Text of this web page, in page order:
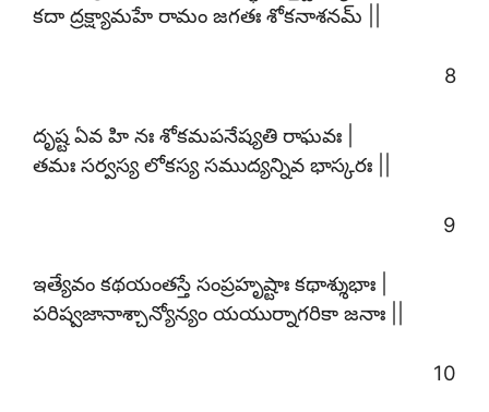
కదా ద్రక్ష్యామహే రామం జగతః శోకనాశనమ్ ||
8
దృష్ట ఏవ హి నః శోకమపనేష్యతి రాఘవః |
తమః సర్వస్య లోకస్య సముద్యన్నివ భాస్కరః ||
9
ఇత్యేవం కథయంతస్తే సంప్రహృష్టాః కథాశ్శుభాః |
పరిష్వజానాశ్చాన్యోన్యం యయుర్నాగరికా జనాః ||
10